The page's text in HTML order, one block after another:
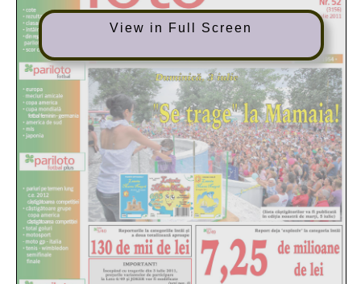
View in Full Screen